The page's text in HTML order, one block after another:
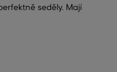
seděly. Mají